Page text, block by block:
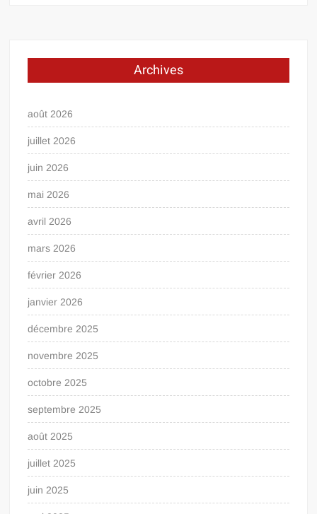
Archives
août 2026
juillet 2026
juin 2026
mai 2026
avril 2026
mars 2026
février 2026
janvier 2026
décembre 2025
novembre 2025
octobre 2025
septembre 2025
août 2025
juillet 2025
juin 2025